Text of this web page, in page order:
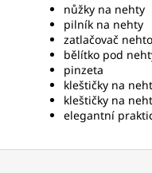
nůžky na nehty
pilník na nehty
zatlačovač
bělítko pod
pinzeta
kleštičky na
kleštičky na
elegantní
Z